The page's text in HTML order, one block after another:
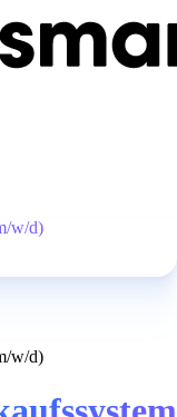
w/d)
w/d)